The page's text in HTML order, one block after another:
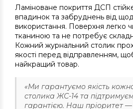
Ламіноване покриття ДСП
впадинок та забруднень від
використання. Поверхня легко
тканиною та не потребує
Кожний журнальний столик
якості перед відправленням,
найкращий товар.
«Ми гарантуємо якість
столика ЖС-14 та
гарантією. Наш пріоритет